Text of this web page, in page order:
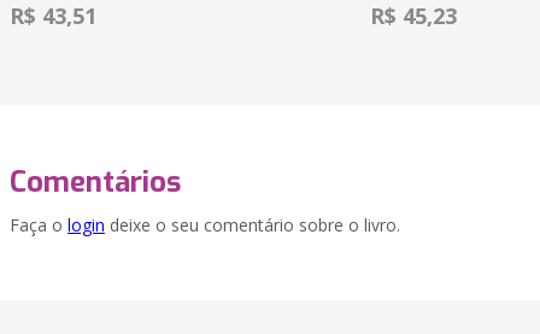
R$ 43,51 R$ 45,23
Comentários
Faça o login deixe o seu comentário sobre o livro.